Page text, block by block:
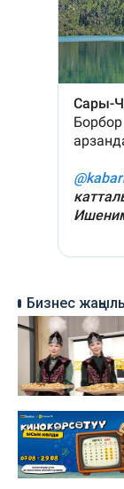
Бизнес